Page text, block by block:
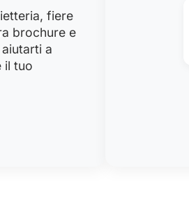
fiere
brochure e
a
il tuo